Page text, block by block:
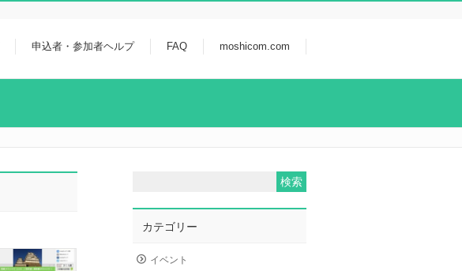
申込者・参加者ヘルプ FAQ moshicom.com
カテゴリー
イベント